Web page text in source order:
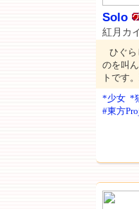
Solo
紅月カ
ひぐ
のを叫
トです
*少女 *
#東方